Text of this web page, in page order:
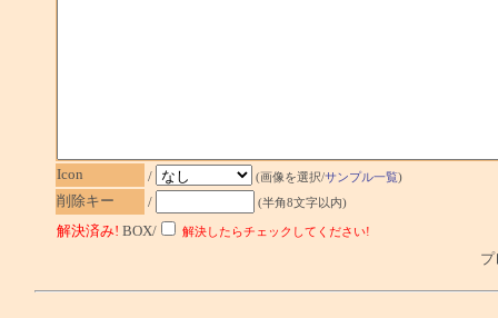
Icon / (画像を選択/サンプル一覧)
削除キー / (半角8文字以内)
解決済み! BOX/ 解決したらチェックしてください!
プ